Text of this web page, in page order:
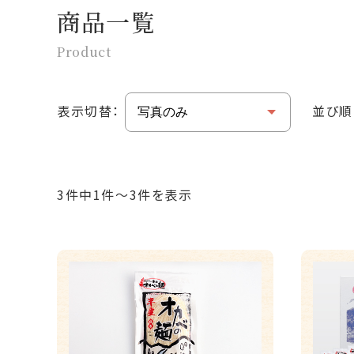
商品一覧
Product
表示切替： 並び
3件中1件～3件を表示